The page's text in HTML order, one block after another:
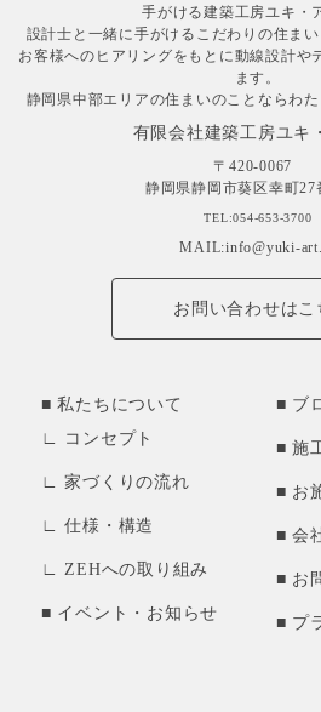
手がける建築工房ユキ・
設計士と一緒に手がけるこだわりの住まい
お客様へのヒアリングをもとに動線設計や
ます。
静岡県中部エリアの住まいのことならわた
有限会社建築工房ユキ
〒420-0067
静岡県静岡市葵区幸町27
TEL:054-653-3700
MAIL:info@yuki-
お問い合わせはこ
私たちについて
コンセプト
家づくりの流れ
仕様・構造
ZEHへの取り組み
イベント・お知らせ
ブ
施
お
会
お
プ